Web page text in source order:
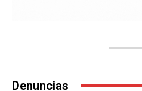
Denuncias